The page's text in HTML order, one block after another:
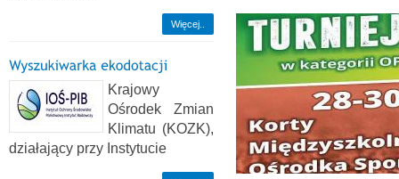
Więcej..
Krajowy
Ośrodek Zmian
Klimatu (KOZK),
działający przy Instytucie